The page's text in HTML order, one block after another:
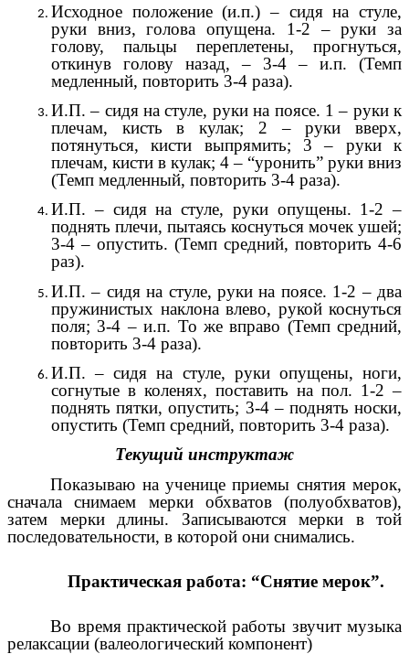
Исходное положение (и.п.) – сидя на стуле,
руки вниз, голова опущена. 1-2 – руки за
голову, пальцы переплетены, прогнуться,
откинув голову назад, – 3-4 – и.п. (Темп
медленный, повторить 3-4 раза).
И.П. – сидя на стуле, руки на поясе. 1 – руки к
плечам, кисть в кулак; 2 – руки вверх,
потянуться, кисти выпрямить; 3 – руки к
плечам, кисти в кулак; 4 – “уронить” руки вниз
(Темп медленный, повторить 3-4 раза).
И.П. – сидя на стуле, руки опущены. 1-2 –
поднять плечи, пытаясь коснуться мочек ушей;
3-4 – опустить. (Темп средний, повторить 4-6
раз).
И.П. – сидя на стуле, руки на поясе. 1-2 – два
пружинистых наклона влево, рукой коснуться
поля; 3-4 – и.п. То же вправо (Темп средний,
повторить 3-4 раза).
И.П. – сидя на стуле, руки опущены, ноги,
согнутые в коленях, поставить на пол. 1-2 –
поднять пятки, опустить; 3-4 – поднять носки,
опустить (Темп средний, повторить 3-4 раза).
Текущий инструктаж
Показываю на ученице приемы снятия мерок,
сначала снимаем мерки обхватов (полуобхватов),
затем мерки длины. Записываются мерки в той
последовательности, в которой они снимались.
Практическая работа: “Снятие мерок”.
Во время практической работы звучит музыка
релаксации (валеологический компонент)